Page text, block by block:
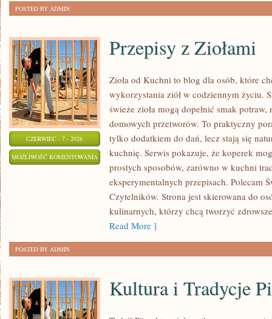
POSTED BY ADMIN
CZERWIEC - 7 - 2026
MOŻLIWOŚĆ KOMENTOWANIA PRZEPISY
ZIOŁAMI
Przepisy z Ziołami
Zioła od Kuchni to blog dla osób, które
wykorzystania ziół w codziennym życiu.
świeże zioła mogą dopełnić smak
domowych przetworów. To praktyczny
tylko dodatkiem do dań, lecz stają się
kuchnię. Serwis pokazuje, że koperek
prostych sposobów, zarówno w kuchni
eksperymentalnych przepisach. Polecam
Czytelników. Strona jest skierowana do
kulinarnych, którzy chcą tworzyć
Read More ]
POSTED BY ADMIN
Kultura i Tradycje